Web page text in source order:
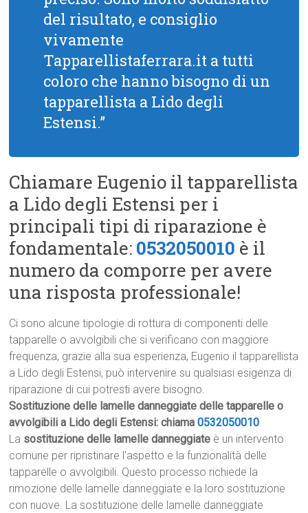
del risultato, e consiglio
vivamente
Tapparellistaferrara.it a tutti
coloro che hanno bisogno di un
tapparellista a Lido degli
Estensi.”
Chiamare Eugenio il tapparellista
a Lido degli Estensi per i
principali tipi di riparazione è
fondamentale: 0532050010 è il
numero da comporre per avere
una risposta professionale!
Ci sono alcune tipologie di rottura di componenti delle
tapparelle o avvolgibili che si verificano con maggiore
frequenza, grazie alla sua esperienza, Eugenio il tapparellista
a Lido degli Estensi, può intervenire su qualsiasi esigenza di
riparazione di cui potresti avere bisogno.
Sostituzione delle lamelle danneggiate delle tapparelle o
avvolgibili a Lido degli Estensi: chiama0532050010
La sostituzione delle lamelle danneggiate è un intervento
comune per ripristinare l’aspetto e la funzionalità delle
tapparelle o avvolgibili. Questo processo richiede la
rimozione delle lamelle danneggiate e la loro sostituzione
con nuove. La sostituzione delle lamelle danneggiate